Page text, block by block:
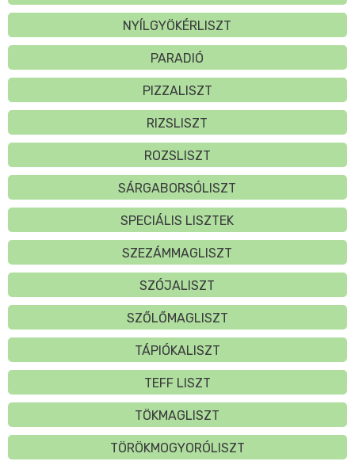
NYÍLGYÖKÉRLISZT
PARADIÓ
PIZZALISZT
RIZSLISZT
ROZSLISZT
SÁRGABORSÓLISZT
SPECIÁLIS LISZTEK
SZEZÁMMAGLISZT
SZÓJALISZT
SZŐLŐMAGLISZT
TÁPIÓKALISZT
TEFF LISZT
TÖKMAGLISZT
TÖRÖKMOGYORÓLISZT